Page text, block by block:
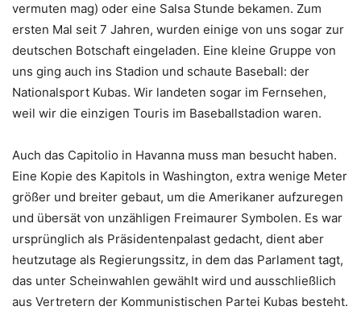
vermuten mag) oder eine Salsa Stunde bekamen. Zum
ersten Mal seit 7 Jahren, wurden einige von uns sogar zur
deutschen Botschaft eingeladen. Eine kleine Gruppe von
uns ging auch ins Stadion und schaute Baseball: der
Nationalsport Kubas. Wir landeten sogar im Fernsehen,
weil wir die einzigen Touris im Baseballstadion waren.
Auch das Capitolio in Havanna muss man besucht haben.
Eine Kopie des Kapitols in Washington, extra wenige Meter
größer und breiter gebaut, um die Amerikaner aufzuregen
und übersät von unzähligen Freimaurer Symbolen. Es war
ursprünglich als Präsidentenpalast gedacht, dient aber
heutzutage als Regierungssitz, in dem das Parlament tagt,
das unter Scheinwahlen gewählt wird und ausschließlich
aus Vertretern der Kommunistischen Partei Kubas besteht.